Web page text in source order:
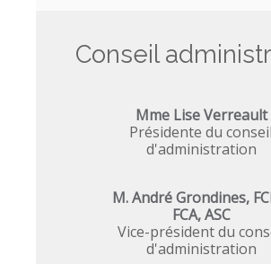
Conseil
Mme Lise Verreault
Présidente du conseil
d'administration
M. André Grondines,
FCA, ASC
Vice-président du
d'administration